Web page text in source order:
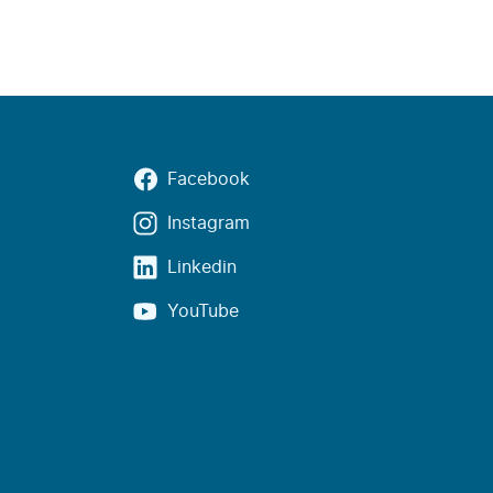
Facebook
Instagram
Linkedin
YouTube